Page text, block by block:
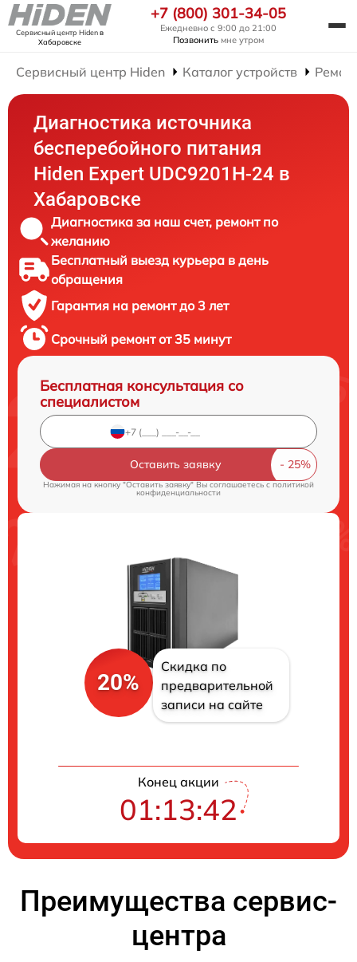
Сервисный центр Hidenв
Хабаровске
+7 (800) 301-34-05
Ежедневно с 9:00 до 21:00
Позвонить мне утром
Сервисный центр Hiden Каталог устройств
Диагностика источника
бесперебойного питания
Hiden Expert UDC9201H-24 в
Хабаровске
Диагностика за наш счет, ремонт по
желанию
Бесплатный выезд курьера в день
обращения
Гарантия на ремонт до 3 лет
Срочный ремонт от 35 минут
Бесплатная консультация со
специалистом
Оставить заявку
Нажимая на кнопку "Оставить заявку" Вы соглашаетесь c политикой
конфиденциальности
20%
Скидка по
предварительной
записи на сайте
Конец акции
01:13:42
Преимущества сервис-
центра